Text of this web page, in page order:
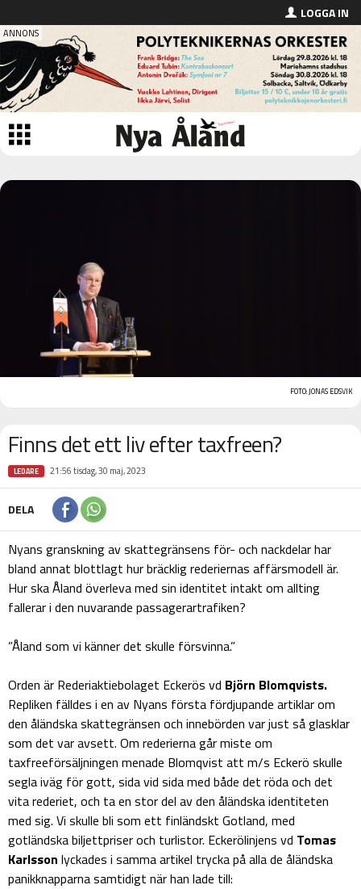
LOGGA IN
FOTO: JONAS EDSVIK
Finns det ett liv efter taxfreen?
LEDARE 21:56 tisdag, 30 maj, 2023
DELA
Nyans granskning av skattegränsens för- och nackdelar har
bland annat blottlagt hur bräcklig rederiernas affärsmodell är.
Hur ska Åland överleva med sin identitet intakt om allting
fallerar i den nuvarande passagerartrafiken?
”Åland som vi känner det skulle försvinna.”
Orden är Rederiaktiebolaget Eckerös vd Björn Blomqvists.
Repliken fälldes i en av Nyans första fördjupande artiklar om
den åländska skattegränsen och innebörden var just så glasklar
som det var avsett. Om rederierna går miste om
taxfreeförsäljningen menade Blomqvist att m/s Eckerö skulle
segla iväg för gott, sida vid sida med både det röda och det
vita rederiet, och ta en stor del av den åländska identiteten
med sig. Vi skulle bli som ett finländskt Gotland, med
gotländska biljettpriser och turlistor. Eckerölinjens vd Tomas
Karlsson lyckades i samma artikel trycka på alla de åländska
panikknapparna samtidigt när han lade till: